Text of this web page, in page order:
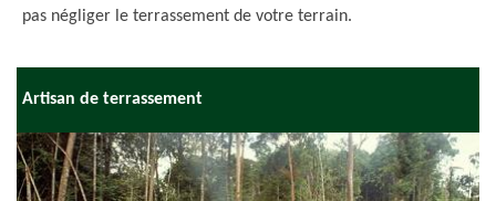
pas négliger le terrassement de votre terrain.
Artisan de terrassement